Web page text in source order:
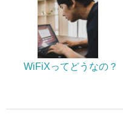
WiFiXってどうなの？